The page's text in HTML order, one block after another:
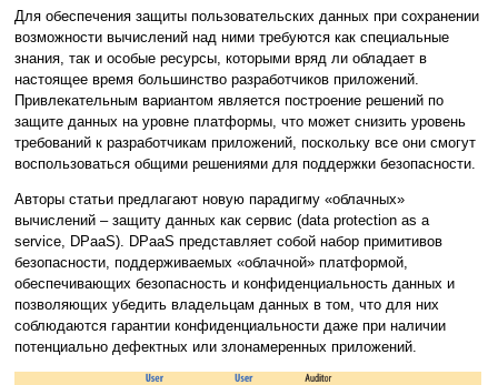
Для обеспечения защиты пользовательских данных при сохранении
возможности вычислений над ними требуются как специальные
знания, так и особые ресурсы, которыми вряд ли обладает в
настоящее время большинство разработчиков приложений.
Привлекательным вариантом является построение решений по
защите данных на уровне платформы, что может снизить уровень
требований к разработчикам приложений, поскольку все они смогут
воспользоваться общими решениями для поддержки безопасности.
Авторы статьи предлагают новую парадигму «облачных»
вычислений – защиту данных как сервис (data protection as a
service, DPaaS). DPaaS представляет собой набор примитивов
безопасности, поддерживаемых «облачной» платформой,
обеспечивающих безопасность и конфиденциальность данных и
позволяющих убедить владельцам данных в том, что для них
соблюдаются гарантии конфиденциальности даже при наличии
потенциально дефектных или злонамеренных приложений.